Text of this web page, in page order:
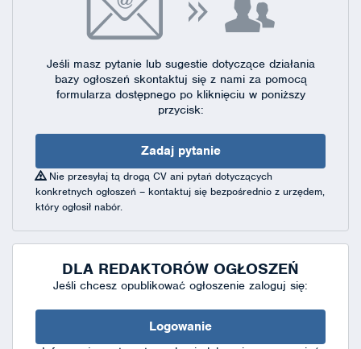
Jeśli masz pytanie lub sugestie dotyczące działania
bazy ogłoszeń skontaktuj się z nami za pomocą
formularza dostępnegopo kliknięciu w poniższy
przycisk:
Zadaj pytanie
Nie przesyłaj tą drogą CV ani pytań dotyczących
konkretnych ogłoszeń – kontaktuj się bezpośrednio z urzędem,
który ogłosił nabór.
DLA REDAKTORÓW OGŁOSZEŃ
Jeśli chcesz opublikować ogłoszenie zaloguj się:
Logowanie